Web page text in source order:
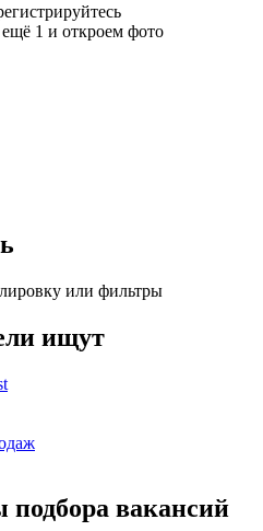
1 и откроем фото
или фильтры
ищут
вакансий